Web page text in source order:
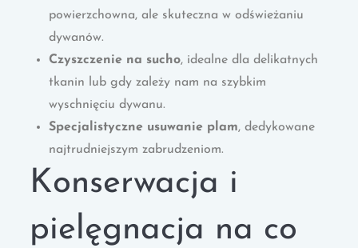
powierzchowna, ale skuteczna w odświeżaniu
dywanów.
Czyszczenie na sucho, idealne dla delikatnych
tkanin lub gdy zależy nam na szybkim
wyschnięciu dywanu.
Specjalistyczne usuwanie plam, dedykowane
najtrudniejszym zabrudzeniom.
Konserwacja i
pielęgnacja na co